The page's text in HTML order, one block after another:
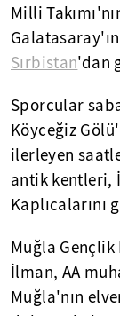
Milli
Sırbistan'dan
Sporcular
Köyceğiz
ilerleyen
antik kentleri,
Kaplıcalarını
Muğla
İlman, AA
Muğla'nın